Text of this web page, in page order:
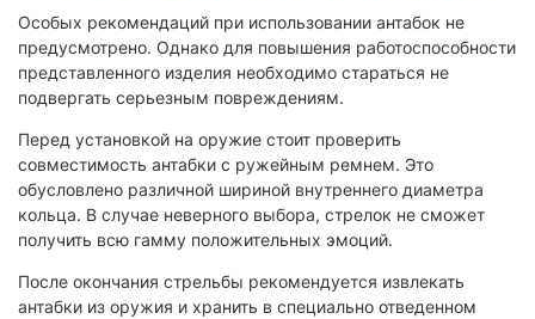
Особых рекомендаций при использовании антабок не
предусмотрено. Однако для повышения работоспособности
представленного изделия необходимо стараться не
подвергать серьезным повреждениям.
Перед установкой на оружие стоит проверить
совместимость антабки с ружейным ремнем. Это
обусловлено различной шириной внутреннего диаметра
кольца. В случае неверного выбора, стрелок не сможет
получить всю гамму положительных эмоций.
После окончания стрельбы рекомендуется извлекать
антабки из оружия и хранить в специально отведенном